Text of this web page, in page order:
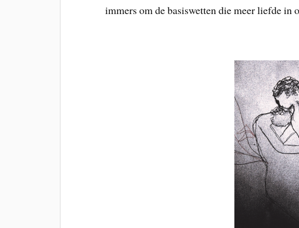
immers om de basiswetten die meer liefde in